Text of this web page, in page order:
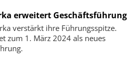
erweitert Geschäftsführung
verstärkt ihre Führungsspitze.
zum 1. März 2024 als neues